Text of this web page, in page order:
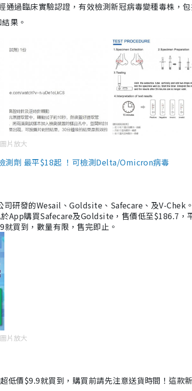
過臨床實驗認證，有效檢測新冠病毒變種毒株，
果。
片放大
測劑 最平$18起 ！可檢測Delta/Omicron病毒
司研發的Wesail、Goldsite、Safecare、及V-Chek
App購買Safecare及Goldsite，售價低至$186.7，
買到，數量有限，售完即止。
片放大
價$9.9就買到，購買前請先注意送貨時間！這款